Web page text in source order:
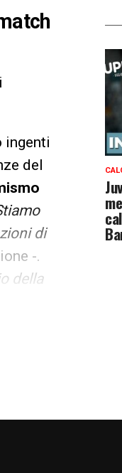
ingenti
del
di
-.
della